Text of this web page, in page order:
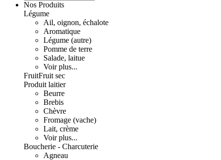
Nos Produits
Légume
Ail, oignon, échalote
Aromatique
Légume (autre)
Pomme de terre
Salade, laitue
Voir plus...
FruitFruit sec
Produit laitier
Beurre
Brebis
Chèvre
Fromage (vache)
Lait, crème
Voir plus...
Boucherie - Charcuterie
Agneau